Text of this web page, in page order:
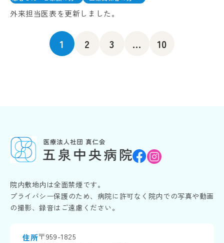
外来担当医表を更新しました。
1 2 3 ... 10
院内敷地内は全面禁煙です。
プライバシー保護のため、病院に許可なく院内での写真や動画
の撮影、録音はご遠慮ください。
住所〒959-1825